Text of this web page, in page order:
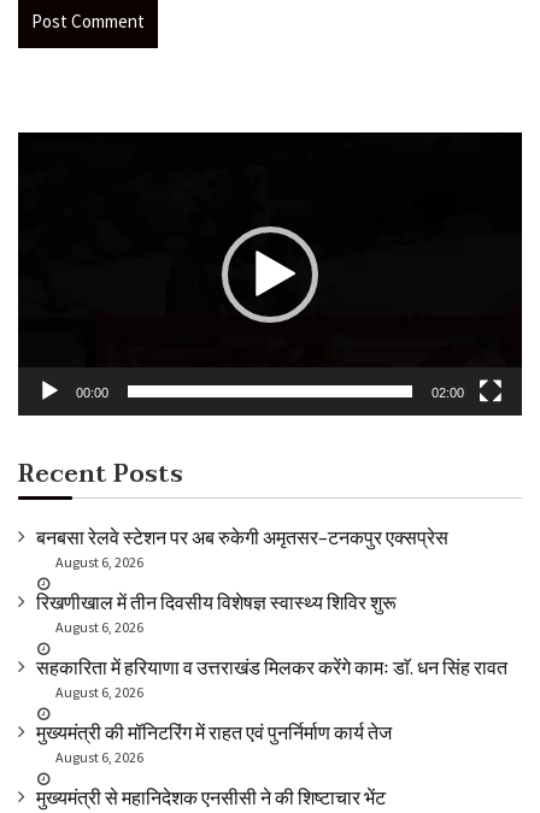
00:00 02:00
Recent Posts
बनबसा रेलवे स्टेशन पर अब रुकेगी अमृतसर–टनकपुर एक्सप्रेस
August 6, 2026
रिखणीखाल में तीन दिवसीय विशेषज्ञ स्वास्थ्य शिविर शुरू
August 6, 2026
सहकारिता में हरियाणा व उत्तराखंड मिलकर करेंगे कामः डाॅ. धन सिंह रावत
August 6, 2026
मुख्यमंत्री की मॉनिटरिंग में राहत एवं पुनर्निर्माण कार्य तेज
August 6, 2026
मुख्यमंत्री से महानिदेशक एनसीसी ने की शिष्टाचार भेंट